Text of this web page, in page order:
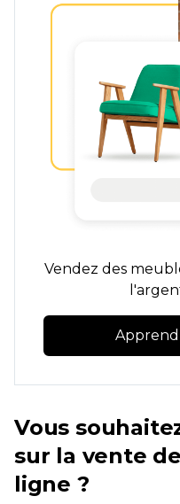
Vendez des
Vous
sur la vente
ligne ?